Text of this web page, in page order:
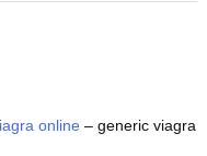
online – generic viagra